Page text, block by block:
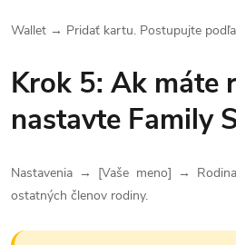
Wallet → Pridať kartu. Postupujte
Krok 5: Ak máte
nastavte Family
Nastavenia → [Vaše meno] →
ostatných členov rodiny.